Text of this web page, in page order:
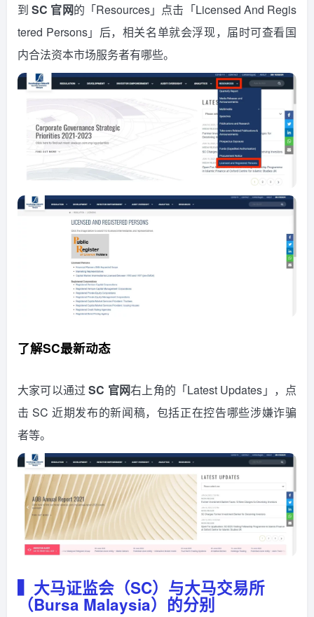
到SC 官网的「Resources」点击「Licensed And Regis
tered Persons」后，相关名单就会浮现，届时可查看国
内合法资本市场服务者有哪些。
了解SC最新动态
大家可以通过SC 官网右上角的「Latest Updates」，点
击 SC 近期发布的新闻稿，包括正在控告哪些涉嫌诈骗
者等。
▍大马证监会（SC）与大马交易所
（Bursa Malaysia）的分别